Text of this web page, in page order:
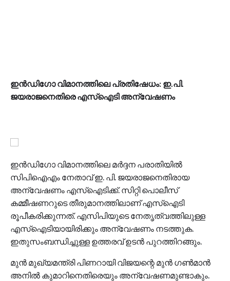
ഇൻഡിഗോ വിമാനത്തിലെ പ്രതിഷേധം: ഇ.പി.
ജയരാജനെതിരെ എസ്‌ഐടി അന്വേഷണം
ഇന്‍ഡിഗോ വിമാനത്തിലെ മര്‍ദ്ദന പരാതിയില്‍
സിപിഐഎം നേതാവ് ഇ. പി. ജയരാജനെതിരായ
അന്വേഷണം എസ്‌ഐടിക്ക്. സിറ്റി പൊലീസ്
കമ്മീഷണറുടെ തീരുമാനത്തിലാണ് എസ്‌ഐടി
രൂപീകരിക്കുന്നത്. എസിപിയുടെ നേതൃത്വത്തിലുള്ള
എസ്‌ഐടിയായിരിക്കും അന്വേഷണം നടത്തുക.
ഇതുസംബന്ധിച്ചുള്ള ഉത്തരവ് ഉടന്‍ പുറത്തിറങ്ങും.
മുന്‍ മുഖ്യമന്ത്രി പിണറായി വിജയന്റെ മുന്‍ ഗണ്‍മാന്‍
അനില്‍ കുമാറിനെതിരെയും അന്വേഷണമുണ്ടാകും.